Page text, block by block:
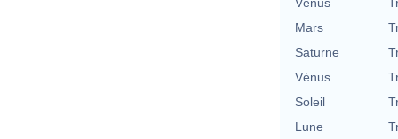
Mars
Saturne
Vénus
Soleil
Lune